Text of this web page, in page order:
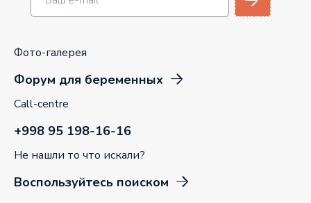
Фото-галерея
Форум для беременных
Call-centre
+998 95 198-16-16
Не нашли то что искали?
Воспользуйтесь поиском